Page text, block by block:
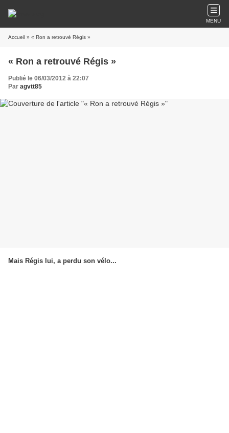
MENU
Accueil » « Ron a retrouvé Régis »
« Ron a retrouvé Régis »
Publié le 06/03/2012 à 22:07
Par agvtt85
Mais Régis lui, a perdu son vélo...